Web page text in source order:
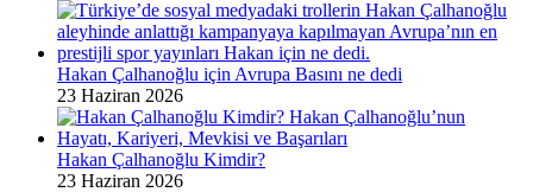
Hakan Çalhanoğlu için Avrupa Basını ne dedi
23 Haziran 2026
Hakan Çalhanoğlu Kimdir?
23 Haziran 2026